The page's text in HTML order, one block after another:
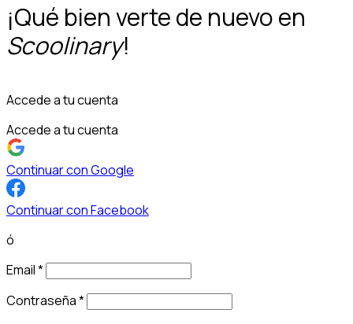
¡Qué bien verte de nuevo en
Scoolinary!
Accede a tu cuenta
Accede a tu cuenta
Continuar con Google
Continuar con Facebook
ó
Email*
Contraseña*